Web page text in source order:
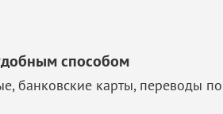
способом
банковские карты, переводы по